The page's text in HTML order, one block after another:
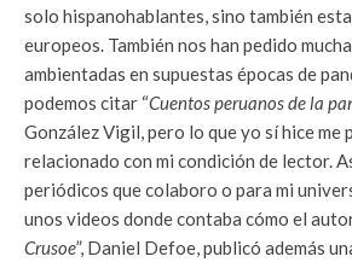
solo hispanohablantes, sino también
europeos. También nos han pedido
ambientadas en supuestas épocas de
podemos citar “Cuentos peruanos de la
González Vigil, pero lo que yo sí hice me
relacionado con mi condición de lector.
periódicos que colaboro o para mi
unos videos donde contaba cómo el
Crusoe”, Daniel Defoe, publicó además